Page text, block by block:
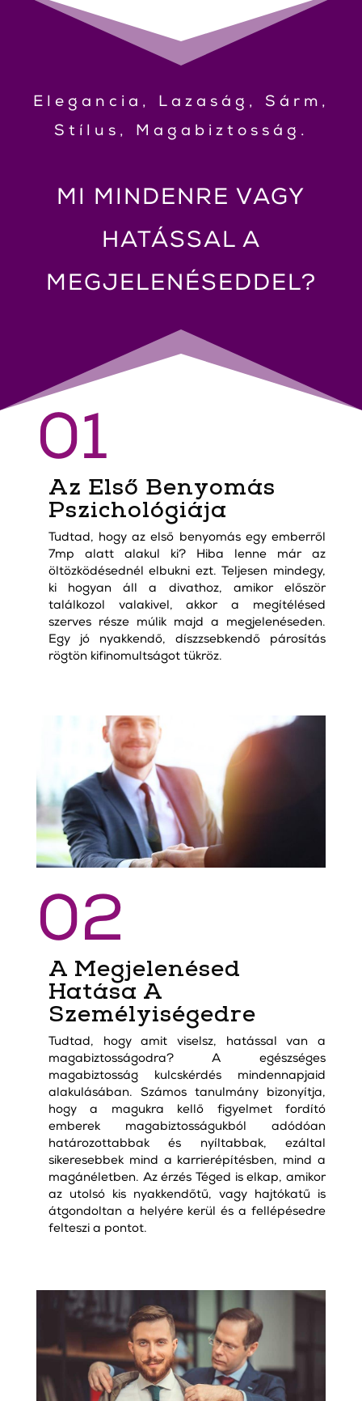
Elegancia, Laza s ág, Sárm,
Stílus, Magabiztosság.
MI MINDENRE VAGY
HATÁSSAL A
MEGJELENÉSEDDEL?
01
Az Első Benyomás
Pszichológiája
Tudtad, hogy az első benyomás egy emberről
7mp alatt alakul ki? Hiba lenne már az
öltözködésednél elbukni ezt. Teljesen mindegy,
ki hogyan áll a divathoz, amikor először
találkozol valakivel, akkor a megítélésed
szerves része múlik majd a megjelenéseden.
Egy jó nyakkendő, díszzsebkendő párosítás
rögtön kifinomultságot tükröz.
02
A Megjelenésed
Hatása A
Személyiségedre
Tudtad, hogy amit viselsz, hatással van a
magabiztosságodra? A egészséges
magabiztosság kulcskérdés mindennapjaid
alakulásában. Számos tanulmány bizonyítja,
hogy a magukra kellő figyelmet fordító
emberek magabiztosságukból adódóan
határozottabbak és nyíltabbak, ezáltal
sikeresebbek mind a karrierépítésben, mind a
magánéletben. Az érzés Téged is elkap, amikor
az utolsó kis nyakkendőtű, vagy hajtókatű is
átgondoltan a helyére kerül és a fellépésedre
felteszi a pontot.